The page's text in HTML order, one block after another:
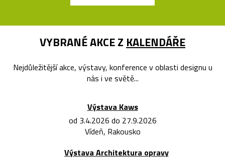
VYBRANÉ AKCE Z KALENDÁŘE
Nejdůležitější akce, výstavy, konference v oblasti designu u
nás i ve světě...
Výstava Kaws
od 3.4.2026 do 27.9.2026
Vídeň, Rakousko
Výstava Architektura opravy